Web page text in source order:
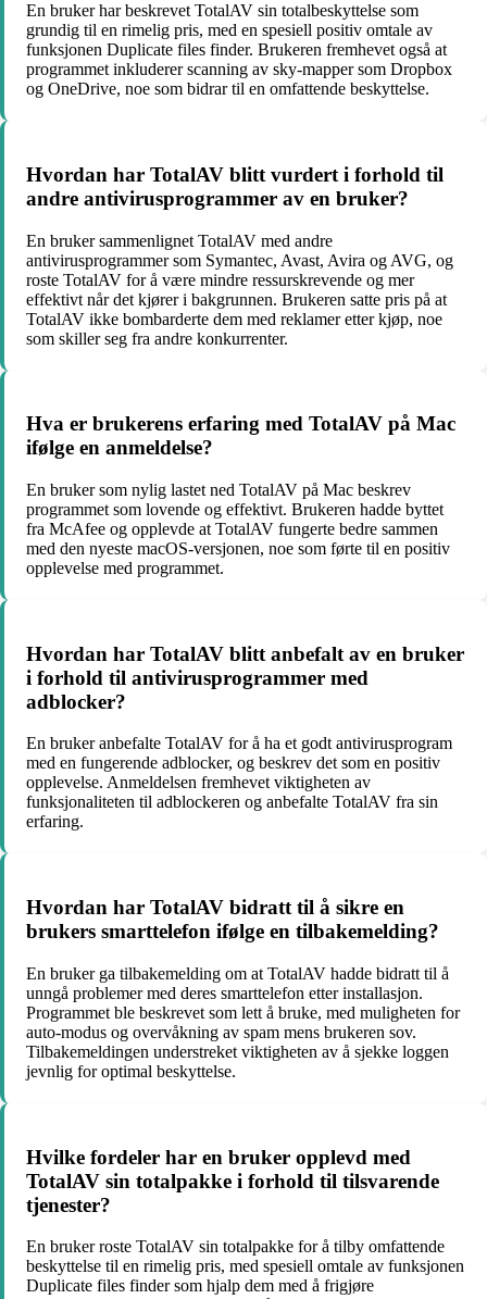
En bruker har beskrevet TotalAV sin totalbeskyttelse som
grundig til en rimelig pris, med en spesiell positiv omtale av
funksjonen Duplicate files finder. Brukeren fremhevet også at
programmet inkluderer scanning av sky-mapper som Dropbox
og OneDrive, noe som bidrar til en omfattende beskyttelse.
Hvordan har TotalAV blitt vurdert i forhold til
andre antivirusprogrammer av en bruker?
En bruker sammenlignet TotalAV med andre
antivirusprogrammer som Symantec, Avast, Avira og AVG, og
roste TotalAV for å være mindre ressurskrevende og mer
effektivt når det kjører i bakgrunnen. Brukeren satte pris på at
TotalAV ikke bombarderte dem med reklamer etter kjøp, noe
som skiller seg fra andre konkurrenter.
Hva er brukerens erfaring med TotalAV på Mac
ifølge en anmeldelse?
En bruker som nylig lastet ned TotalAV på Mac beskrev
programmet som lovende og effektivt. Brukeren hadde byttet
fra McAfee og opplevde at TotalAV fungerte bedre sammen
med den nyeste macOS-versjonen, noe som førte til en positiv
opplevelse med programmet.
Hvordan har TotalAV blitt anbefalt av en bruker
i forhold til antivirusprogrammer med
adblocker?
En bruker anbefalte TotalAV for å ha et godt antivirusprogram
med en fungerende adblocker, og beskrev det som en positiv
opplevelse. Anmeldelsen fremhevet viktigheten av
funksjonaliteten til adblockeren og anbefalte TotalAV fra sin
erfaring.
Hvordan har TotalAV bidratt til å sikre en
brukers smarttelefon ifølge en tilbakemelding?
En bruker ga tilbakemelding om at TotalAV hadde bidratt til å
unngå problemer med deres smarttelefon etter installasjon.
Programmet ble beskrevet som lett å bruke, med muligheten for
auto-modus og overvåkning av spam mens brukeren sov.
Tilbakemeldingen understreket viktigheten av å sjekke loggen
jevnlig for optimal beskyttelse.
Hvilke fordeler har en bruker opplevd med
TotalAV sin totalpakke i forhold til tilsvarende
tjenester?
En bruker roste TotalAV sin totalpakke for å tilby omfattende
beskyttelse til en rimelig pris, med spesiell omtale av funksjonen
Duplicate files finder som hjalp dem med å frigjøre